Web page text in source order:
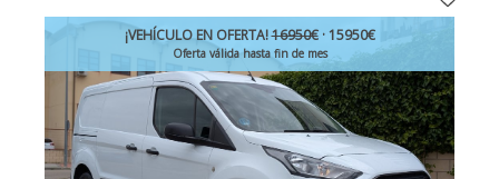
¡VEHÍCULO EN OFERTA!16950€· 15950€
Oferta válida hasta fin de mes